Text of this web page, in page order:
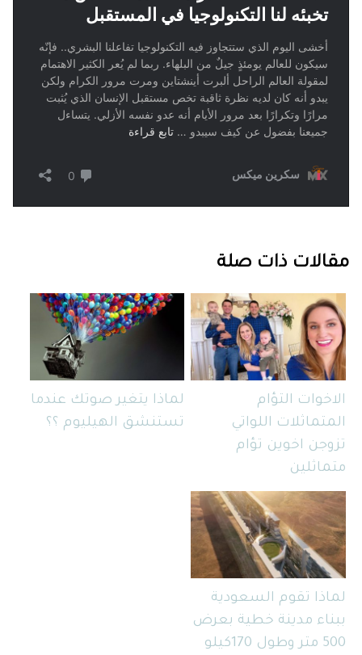
مقالات ذات صلة
الاخوات التؤام
المتماثلات اللواتي
تزوجن اخوين تؤام
متماثلين
لماذا يتغير صوتك عندما
تستنشق الهيليوم ؟؟
لماذا تقوم السعودية
ببناء مدينة خطية بعرض
500 متر وطول 170كيلو